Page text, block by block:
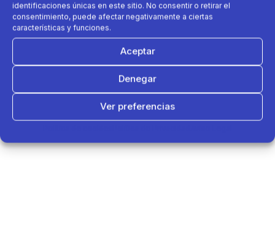
identificaciones únicas en este sitio. No consentir o retirar el
consentimiento, puede afectar negativamente a ciertas
características y funciones.
Aceptar
Denegar
Ver preferencias